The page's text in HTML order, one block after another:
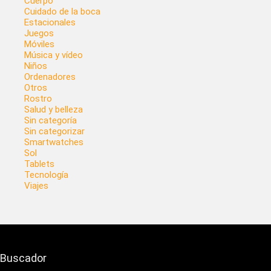
Cuidado de la boca
Estacionales
Juegos
Móviles
Música y vídeo
Niños
Ordenadores
Otros
Rostro
Salud y belleza
Sin categoría
Sin categorizar
Smartwatches
Sol
Tablets
Tecnología
Viajes
Buscador